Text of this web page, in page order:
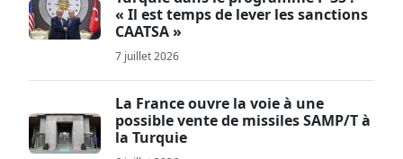
« Il est temps de lever les sanctions
CAATSA »
7 juillet 2026
La France ouvre la voie à une
possible vente de missiles SAMP/T à
la Turquie